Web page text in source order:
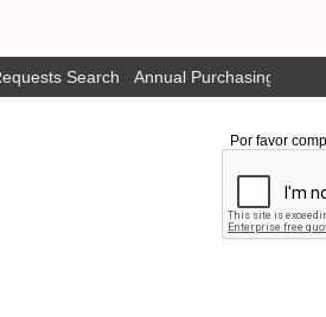
Search Annual Purchasing Plan
Por favor